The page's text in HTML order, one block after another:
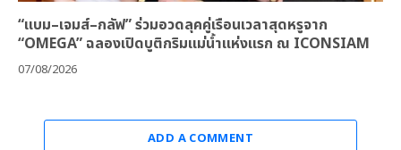
“แบม–เจมส์–กลัฟ” ร่วมอวดลุคคู่เรือนเวลาสุดหรูจาก
“OMEGA” ฉลองเปิดบูติกริมแม่น้ำแห่งแรก ณ ICONSIAM
07/08/2026
ADD A COMMENT